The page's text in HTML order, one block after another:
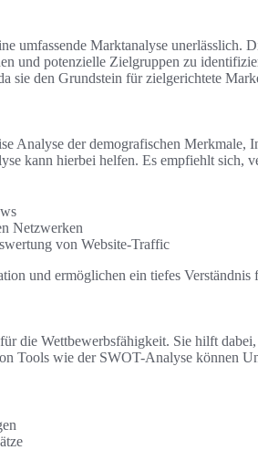
umfassende Marktanalyse unerlässlich.
und potenzielle Zielgruppen zu
sie den Grundstein für zielgerichtete
Analyse der demografischen Merkmale,
kann hierbei helfen. Es empfiehlt sich,
Netzwerken
von Website-Traffic
und ermöglichen ein tiefes Verständnis
die Wettbewerbsfähigkeit. Sie hilft
Tools wie der SWOT-Analyse können